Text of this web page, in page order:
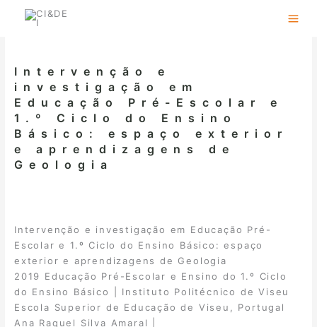
Intervenção e
investigação em
Educação Pré-Escolar e
1.º Ciclo do Ensino
Básico: espaço exterior
e aprendizagens de
Geologia
Intervenção e investigação em Educação Pré-
Escolar e 1.º Ciclo do Ensino Básico: espaço
exterior e aprendizagens de Geologia
2019 Educação Pré-Escolar e Ensino do 1.º Ciclo
do Ensino Básico | Instituto Politécnico de Viseu
Escola Superior de Educação de Viseu, Portugal
Ana Raquel Silva Amaral |